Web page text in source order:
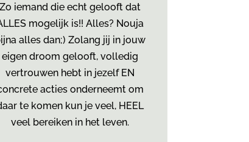
Zo iemand die echt gelooft dat
mogelijk is!! Alles? Nouja
alles dan;) Zolang jij in jouw
eigen droom gelooft, volledig
vertrouwen hebt in jezelf EN
acties onderneemt om
te komen kun je veel, HEEL
veel bereiken in het leven.